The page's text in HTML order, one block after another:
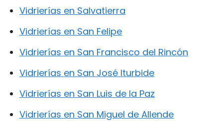
Vidrierías en Salvatierra
Vidrierías en San Felipe
Vidrierías en San Francisco del Rincón
Vidrierías en San José Iturbide
Vidrierías en San Luis de la Paz
Vidrierías en San Miguel de Allende